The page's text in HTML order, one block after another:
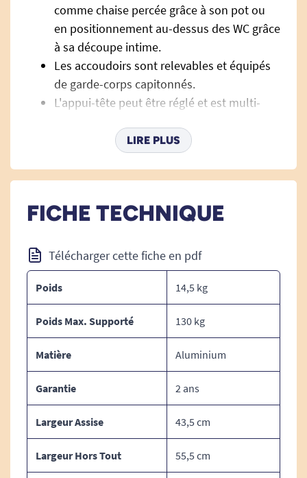
comme chaise percée grâce à son pot ou
en positionnement au-dessus des WC grâce
à sa découpe intime.
Les accoudoirs sont relevables et équipés
de garde-corps capitonnés.
L'appui-tête peut être réglé et est multi-
Les reposes-pieds sont réglables en
hauteur et peuvent être retirés.
Pot d'aisance amovible.
LIRE PLUS
FICHE TECHNIQUE
Télécharger cette fiche en pdf
Poids 14,5 kg
Poids Max. Supporté 130 kg
Matière Aluminium
Garantie 2 ans
Largeur Assise 43,5 cm
Largeur Hors Tout 55,5 cm